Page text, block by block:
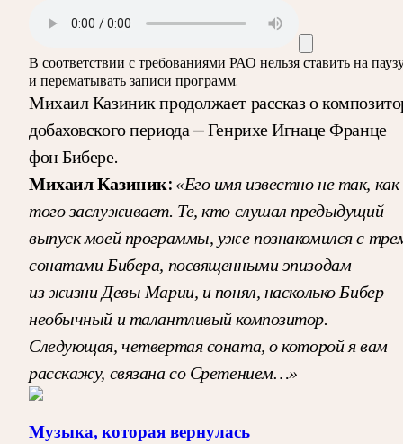
В соответствии с требованиями РАО нельзя ставить на
и перематывать записи программ.
Михаил Казиник продолжает рассказ о
добаховского периода — Генрихе Игнаце Франце
фон Бибере.
Михаил Казиник: «Его имя известно не так, как
того заслуживает. Те, кто слушал предыдущий
выпуск моей программы, уже познакомился с
сонатами Бибера, посвященными эпизодам
из жизни Девы Марии, и понял, насколько Бибер
необычный и талантливый композитор.
Следующая, четвертая соната, о которой я вам
расскажу, связана со Сретением…»
Музыка, которая вернулась